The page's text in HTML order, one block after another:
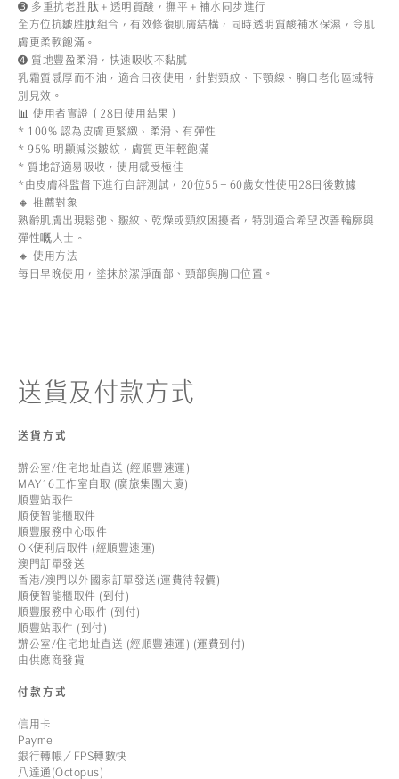
➌ 多重抗老胜肽＋透明質酸，撫平＋補水同步進行
全方位抗皺胜肽組合，有效修復肌膚結構，同時透明質酸補水保濕，令肌
膚更柔軟飽滿。
➍ 質地豐盈柔滑，快速吸收不黏膩
乳霜質感厚而不油，適合日夜使用，針對頸紋、下顎線、胸口老化區域特
別見效。
📊 使用者實證（28日使用結果）
* 100% 認為皮膚更緊緻、柔滑、有彈性
* 95% 明顯減淡皺紋，膚質更年輕飽滿
* 質地舒適易吸收，使用感受極佳
*由皮膚科監督下進行自評測試，20位55–60歲女性使用28日後數據
🔸 推薦對象
熟齡肌膚出現鬆弛、皺紋、乾燥或頸紋困擾者，特別適合希望改善輪廓與
彈性嘅人士。
🔸 使用方法
每日早晚使用，塗抹於潔淨面部、頸部與胸口位置。
送貨及付款方式
送貨方式
辦公室/住宅地址直送 (經順豐速運)
MAY16工作室自取 (廣旅集團大廈)
順豐站取件
順便智能櫃取件
順豐服務中心取件
OK便利店取件 (經順豐速運)
澳門訂單發送
香港/澳門以外國家訂單發送(運費待報價)
順便智能櫃取件 (到付)
順豐服務中心取件 (到付)
順豐站取件 (到付)
辦公室/住宅地址直送 (經順豐速運) (運費到付)
由供應商發貨
付款方式
信用卡
Payme
銀行轉帳／FPS轉數快
八達通(Octopus)